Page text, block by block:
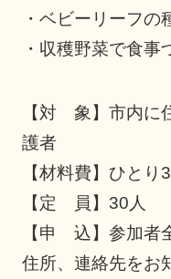
・ベビーリーフの
・収穫野菜で食事
【対 象】市内に
護者
【材料費】ひとり
【定 員】30人
【申 込】参加者
住所、連絡先をお